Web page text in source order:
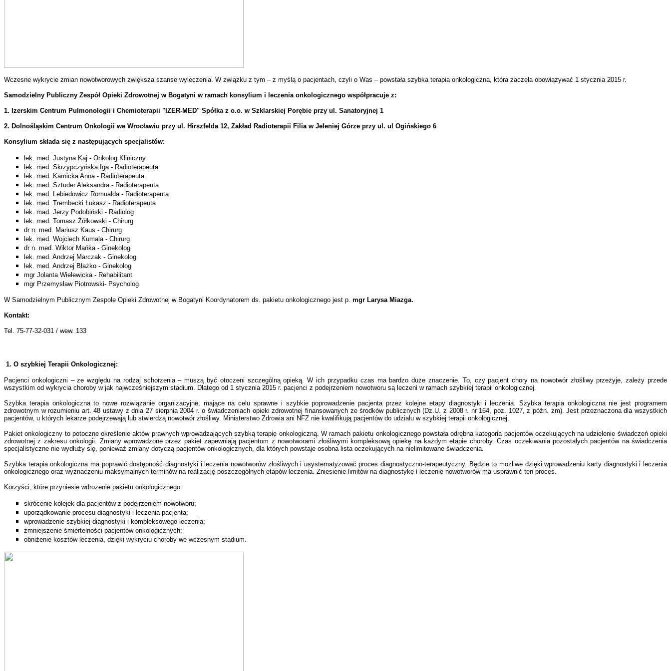
Wczesne wykrycie zmian nowotworowych zwiększa szanse wyleczenia. W związku z tym – z myślą o pacjentach, czyli o Was – powstała szybka terapia onkologiczna, która zaczęła obowiązywać 1 stycznia 2015 r.
Samodzielny Publiczny Zespół Opieki Zdrowotnej w Bogatyni w ramach konsylium i leczenia onkologicznego współpracuje z:
1. Izerskim Centrum Pulmonologii i Chemioterapii "IZER-MED" Spółka z o.o. w Szklarskiej Porębie przy ul. Sanatoryjnej 1
2. Dolnośląskim Centrum Onkologii we Wrocławiu przy ul. Hirszfelda 12, Zakład Radioterapii Filia w Jeleniej Górze przy ul. ul Ogińskiego 6
Konsylium składa się z następujących specjalistów:
lek. med. Justyna Kaj - Onkolog Kliniczny
lek. med. Skrzypczyńska Iga - Radioterapeuta
lek. med.
Karnicka Anna - Radioterapeuta
lek. med. Sztuder Aleksandra - Radioterapeuta
lek. med.
Lebiedowicz Romualda - Radioterapeuta
lek. med. Trembecki Łukasz - Radioterapeuta
lek. mad. Jerzy Podobiński - Radiolog
lek. med. Tomasz Żółkowski - Chirurg
dr n. med. Mariusz Kaus - Chirurg
lek. med. Wojciech Kumala - Chirurg
dr n. med. Wiktor Mańka - Ginekolog
lek. med. Andrzej Marczak - Ginekolog
lek. med. Andrzej Błażko - Ginekolog
mgr Jolanta Wielewicka - Rehabilitant
mgr Przemysław Piotrowski- Psycholog
W Samodzielnym Publicznym Zespole Opieki Zdrowotnej w Bogatyni Koordynatorem ds. pakietu onkologicznego jest p. mgr Larysa Miazga.
Kontakt:
Tel. 75-77-32-031 / wew. 133
1. O szybkiej Terapii Onkologicznej:
Pacjenci onkologiczni – ze względu na rodzaj schorzenia – muszą być otoczeni szczególną opieką. W ich przypadku czas ma bardzo duże znaczenie. To, czy pacjent chory na nowotwór złośliwy przeżyje, zależy przede
wszystkim od wykrycia choroby w jak najwcześniejszym stadium. Dlatego od 1 stycznia 2015 r. pacjenci z podejrzeniem nowotworu są leczeni w ramach szybkiej terapii onkologicznej.
Szybka terapia onkologiczna to nowe rozwiązanie organizacyjne, mające na celu sprawne i szybkie poprowadzenie pacjenta przez kolejne etapy diagnostyki i leczenia. Szybka terapia onkologiczna nie jest programem
zdrowotnym w rozumieniu art. 48 ustawy z dnia 27 sierpnia 2004 r. o świadczeniach opieki zdrowotnej finansowanych ze środków publicznych (Dz.U. z 2008 r. nr 164, poz. 1027, z późn. zm). Jest przeznaczona dla wszystkich
pacjentów, u których lekarze podejrzewają lub stwierdzą nowotwór złośliwy. Ministerstwo Zdrowia ani NFZ nie kwalifikują pacjentów do udziału w szybkiej terapii onkologicznej.
Pakiet onkologiczny to potoczne określenie aktów prawnych wprowadzających szybką terapię onkologiczną. W ramach pakietu onkologicznego powstała odrębna kategoria pacjentów oczekujących na udzielenie świadczeń opieki
zdrowotnej z zakresu onkologii. Zmiany wprowadzone przez pakiet zapewniają pacjentom z nowotworami złośliwymi kompleksową opiekę na każdym etapie choroby. Czas oczekiwania pozostałych pacjentów na świadczenia
specjalistyczne nie wydłuży się, ponieważ zmiany dotyczą pacjentów onkologicznych, dla których powstaje osobna lista oczekujących na nielimitowane świadczenia.
Szybka terapia onkologiczna ma poprawić dostępność diagnostyki i leczenia nowotworów złośliwych i usystematyzować proces diagnostyczno-terapeutyczny. Będzie to możliwe dzięki wprowadzeniu karty diagnostyki i leczenia
onkologicznego oraz wyznaczeniu maksymalnych terminów na realizację poszczególnych etapów leczenia. Zniesienie limitów na diagnostykę i leczenie nowotworów ma usprawnić ten proces.
Korzyści, które przyniesie wdrożenie pakietu onkologicznego:
skrócenie kolejek dla pacjentów z podejrzeniem nowotworu;
uporządkowanie procesu diagnostyki i leczenia pacjenta;
wprowadzenie szybkiej diagnostyki i kompleksowego leczenia;
zmniejszenie śmiertelności pacjentów onkologicznych;
obniżenie kosztów leczenia, dzięki wykryciu choroby we wczesnym stadium.